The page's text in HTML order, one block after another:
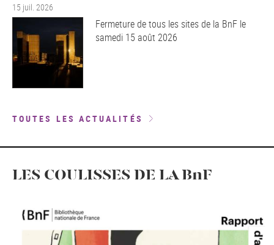
15 juil. 2026
Fermeture de tous les sites de la BnF le
samedi 15 août 2026
TOUTES LES ACTUALITÉS
LES COULISSES DE LA BnF